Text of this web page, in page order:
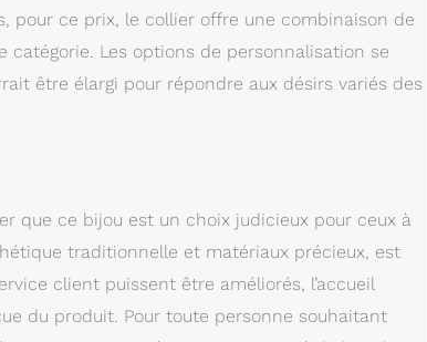
pour ce prix, le collier offre une combinaison de
Les options de personnalisation se
être élargi pour répondre aux désirs variés des
que ce bijou est un choix judicieux pour ceux à
traditionnelle et matériaux précieux, est
client puissent être améliorés, l’accueil
du produit. Pour toute personne souhaitant